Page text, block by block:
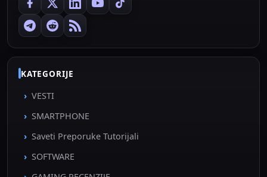
KATEGORIJE
VESTI
SMARTPHONE
Saveti Preporuke Tutorijali
SOFTWARE